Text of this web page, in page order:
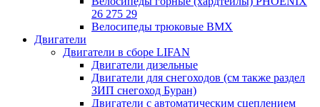
26 275 29
Велосипеды трюковые BMX
Двигатели
Двигатели в сборе LIFAN
Двигатели дизельные
Двигатели для снегоходов (см также раздел
ЗИП снегоход Буран)
Двигатели с автоматическим сцеплением